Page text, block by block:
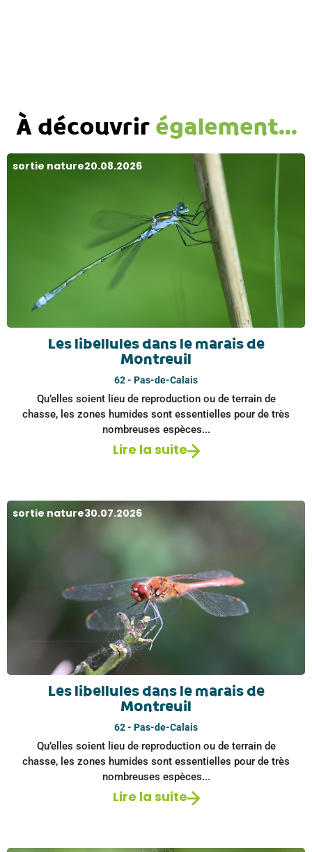
À découvrirégalement...
sortie nature20.08.2026
Les libellules dans le marais de
Montreuil
62 - Pas-de-Calais
Qu’elles soient lieu de reproduction ou de terrain de
chasse, les zones humides sont essentielles pour de très
nombreuses espèces...
Lire la suite
sortie nature30.07.2026
Les libellules dans le marais de
Montreuil
62 - Pas-de-Calais
Qu’elles soient lieu de reproduction ou de terrain de
chasse, les zones humides sont essentielles pour de très
nombreuses espèces...
Lire la suite